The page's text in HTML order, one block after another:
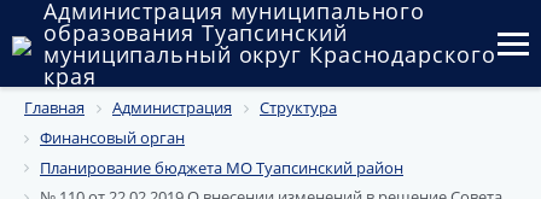
Администрация муниципального
образования Туапсинский
муниципальный округ Краснодарского
края
Округ
Администрация
Главная Администрация
Структура
Финансовый орган
Планирование бюджета МО Туапсинский район